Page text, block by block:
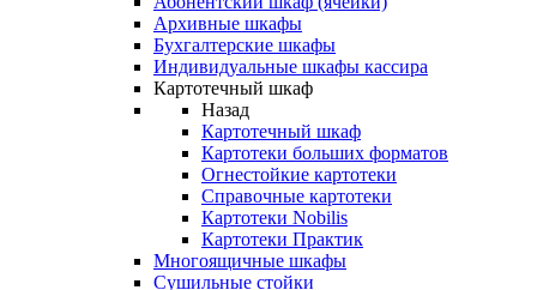
Архивные шкафы
Бухгалтерские шкафы
Индивидуальные шкафы кассира
Картотечный шкаф
Назад
Картотечный шкаф
Картотеки больших форматов
Огнестойкие картотеки
Справочные картотеки
Картотеки Nobilis
Картотеки Практик
Многоящичные шкафы
Сушильные стойки